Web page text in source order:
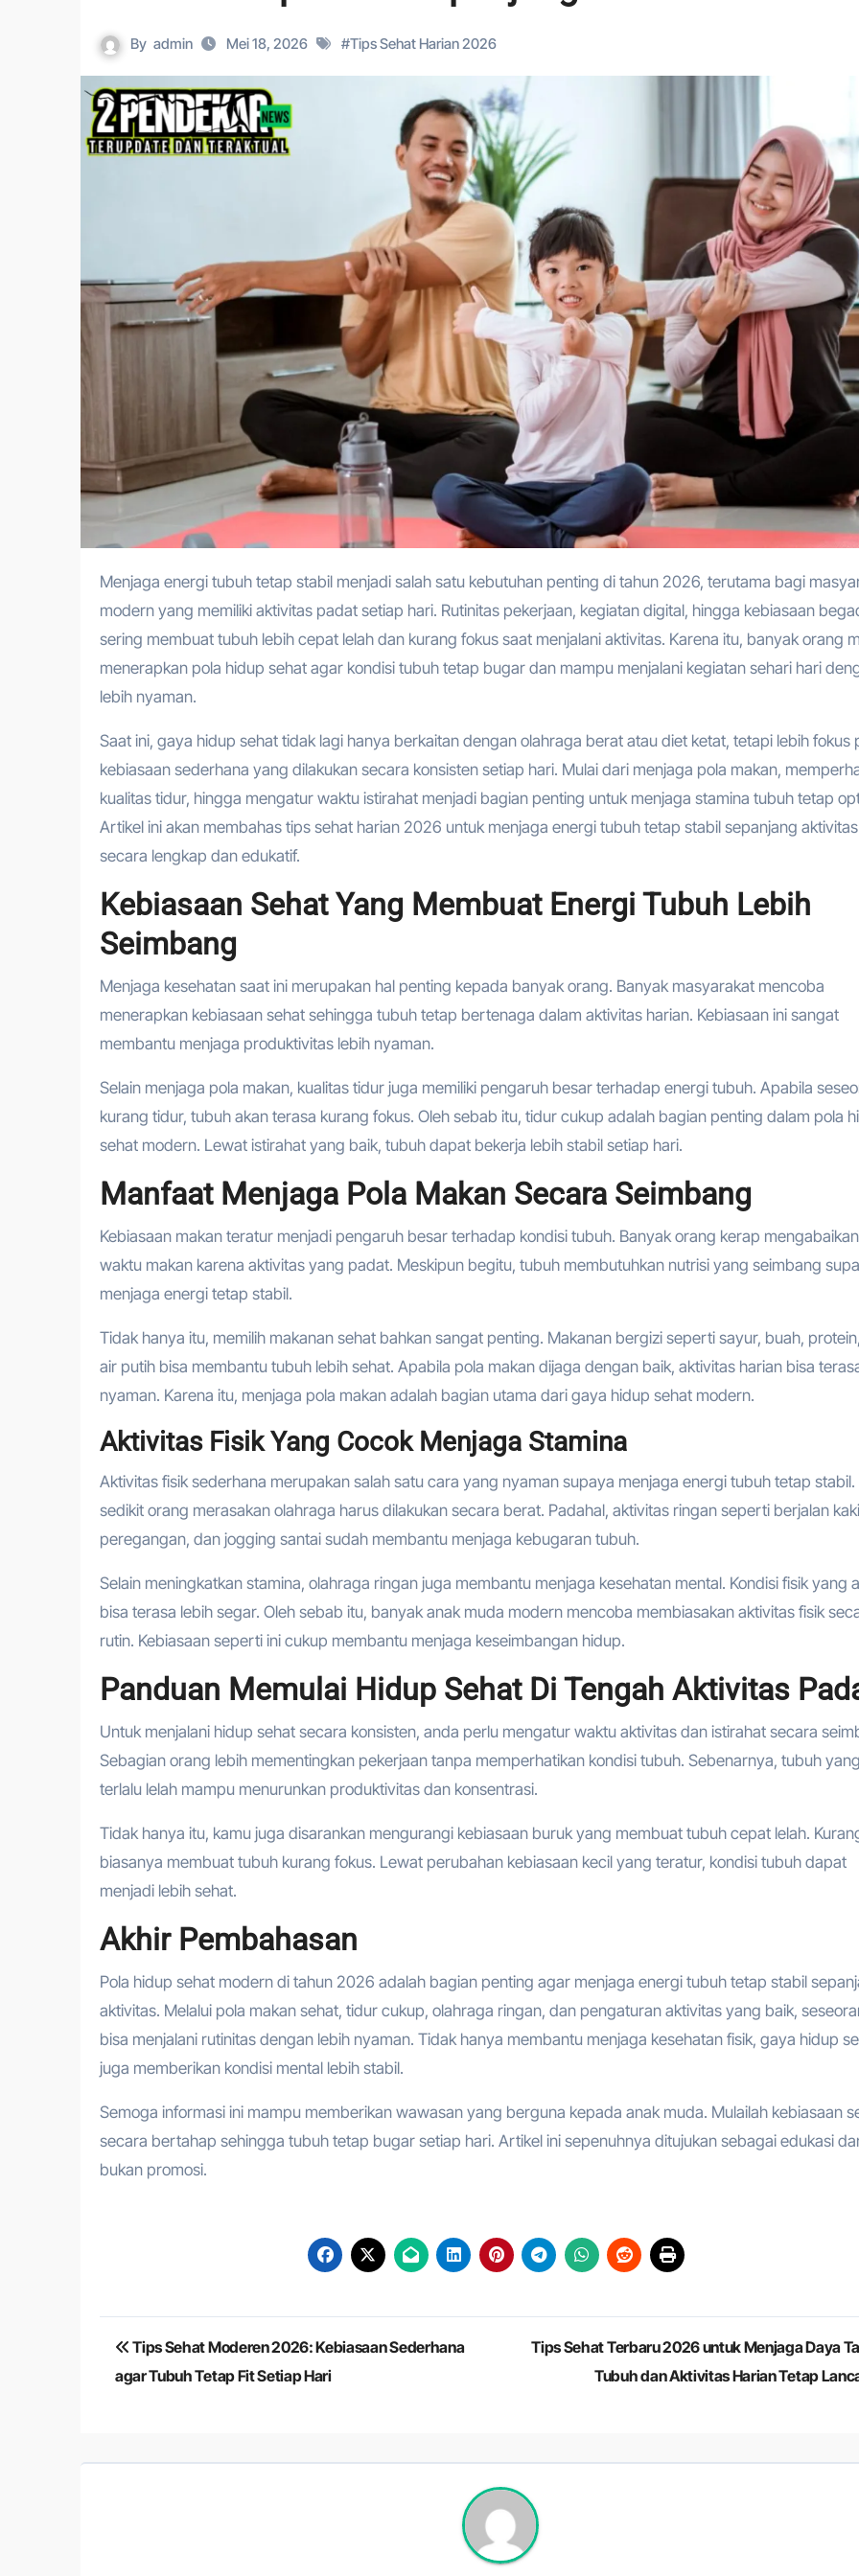
By admin Mei 18, 2026 #Tips Sehat Harian 2026
Menjaga energi tubuh tetap stabil menjadi salah satu kebutuhan penting di tahun 2026, terutama bagi masyarakat
modern yang memiliki aktivitas padat setiap hari. Rutinitas pekerjaan, kegiatan digital, hingga kebiasaan
sering membuat tubuh lebih cepat lelah dan kurang fokus saat menjalani aktivitas. Karena itu, banyak orang
menerapkan pola hidup sehat agar kondisi tubuh tetap bugar dan mampu menjalani kegiatan sehari hari
lebih nyaman.
Saat ini, gaya hidup sehat tidak lagi hanya berkaitan dengan olahraga berat atau diet ketat, tetapi lebih fokus
kebiasaan sederhana yang dilakukan secara konsisten setiap hari. Mulai dari menjaga pola makan,
kualitas tidur, hingga mengatur waktu istirahat menjadi bagian penting untuk menjaga stamina tubuh tetap
Artikel ini akan membahas tips sehat harian 2026 untuk menjaga energi tubuh tetap stabil sepanjang aktivitas
secara lengkap dan edukatif.
Kebiasaan Sehat Yang Membuat Energi Tubuh Lebih
Seimbang
Menjaga kesehatan saat ini merupakan hal penting kepada banyak orang. Banyak masyarakat mencoba
menerapkan kebiasaan sehat sehingga tubuh tetap bertenaga dalam aktivitas harian. Kebiasaan ini sangat
membantu menjaga produktivitas lebih nyaman.
Selain menjaga pola makan, kualitas tidur juga memiliki pengaruh besar terhadap energi tubuh. Apabila
kurang tidur, tubuh akan terasa kurang fokus. Oleh sebab itu, tidur cukup adalah bagian penting dalam pola
sehat modern. Lewat istirahat yang baik, tubuh dapat bekerja lebih stabil setiap hari.
Manfaat Menjaga Pola Makan Secara Seimbang
Kebiasaan makan teratur menjadi pengaruh besar terhadap kondisi tubuh. Banyak orang kerap mengabaikan
waktu makan karena aktivitas yang padat. Meskipun begitu, tubuh membutuhkan nutrisi yang seimbang
menjaga energi tetap stabil.
Tidak hanya itu, memilih makanan sehat bahkan sangat penting. Makanan bergizi seperti sayur, buah,
air putih bisa membantu tubuh lebih sehat. Apabila pola makan dijaga dengan baik, aktivitas harian bisa
nyaman. Karena itu, menjaga pola makan adalah bagian utama dari gaya hidup sehat modern.
Aktivitas Fisik Yang Cocok Menjaga Stamina
Aktivitas fisik sederhana merupakan salah satu cara yang nyaman supaya menjaga energi tubuh tetap stabil.
sedikit orang merasakan olahraga harus dilakukan secara berat. Padahal, aktivitas ringan seperti berjalan
peregangan, dan jogging santai sudah membantu menjaga kebugaran tubuh.
Selain meningkatkan stamina, olahraga ringan juga membantu menjaga kesehatan mental. Kondisi fisik yang
bisa terasa lebih segar. Oleh sebab itu, banyak anak muda modern mencoba membiasakan aktivitas fisik
rutin. Kebiasaan seperti ini cukup membantu menjaga keseimbangan hidup.
Panduan Memulai Hidup Sehat Di Tengah Aktivitas
Untuk menjalani hidup sehat secara konsisten, anda perlu mengatur waktu aktivitas dan istirahat secara
Sebagian orang lebih mementingkan pekerjaan tanpa memperhatikan kondisi tubuh. Sebenarnya, tubuh yang
terlalu lelah mampu menurunkan produktivitas dan konsentrasi.
Tidak hanya itu, kamu juga disarankan mengurangi kebiasaan buruk yang membuat tubuh cepat lelah.
biasanya membuat tubuh kurang fokus. Lewat perubahan kebiasaan kecil yang teratur, kondisi tubuh dapat
menjadi lebih sehat.
Akhir Pembahasan
Pola hidup sehat modern di tahun 2026 adalah bagian penting agar menjaga energi tubuh tetap stabil
aktivitas. Melalui pola makan sehat, tidur cukup, olahraga ringan, dan pengaturan aktivitas yang baik,
bisa menjalani rutinitas dengan lebih nyaman. Tidak hanya membantu menjaga kesehatan fisik, gaya hidup
juga memberikan kondisi mental lebih stabil.
Semoga informasi ini mampu memberikan wawasan yang berguna kepada anak muda. Mulailah kebiasaan
secara bertahap sehingga tubuh tetap bugar setiap hari. Artikel ini sepenuhnya ditujukan sebagai edukasi
bukan promosi.
Navigasi
pos
Tips Sehat Moderen 2026: Kebiasaan Sederhana
agar Tubuh Tetap Fit Setiap Hari
Tips Sehat Terbaru 2026 untuk Menjaga Daya
Tubuh dan Aktivitas Harian Tetap